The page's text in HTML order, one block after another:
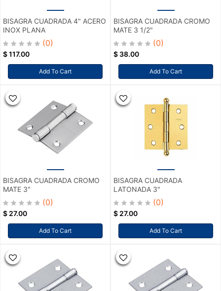
BISAGRA CUADRADA 4" ACERO
INOX PLANA
(0)
$117.00
Add To Cart
BISAGRA CUADRADA CROMO
MATE 3 1/2"
(0)
$ 38.00
Add To Cart
BISAGRA CUADRADA CROMO
MATE 3"
(0)
$ 27.00
Add To Cart
BISAGRA CUADRADA
LATONADA 3"
(0)
$ 27.00
Add To Cart